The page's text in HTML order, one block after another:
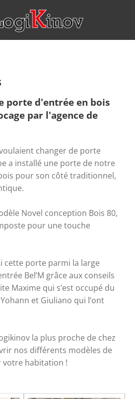
porte d'entrée en bois
par l'agence de
changer de porte
a installé une porte de notre
pour son côté traditionnel,
Novel conception Bois 80,
pour une touche
cette porte parmi la large
Bel’M grâce aux conseils
Maxime qui s’est occupé du
et Giuliano qui l’ont
la plus proche de chez
nos différents modèles de
votre habitation !